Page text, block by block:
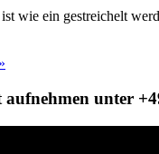
ist wie ein gestreichelt
unter